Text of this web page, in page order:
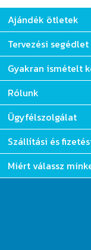
Ajándék ötletek
Tervezési segédlet
Gyakran ismételt
Rólunk
Ügyfélszolgálat
Szállítási és
Miért válassz